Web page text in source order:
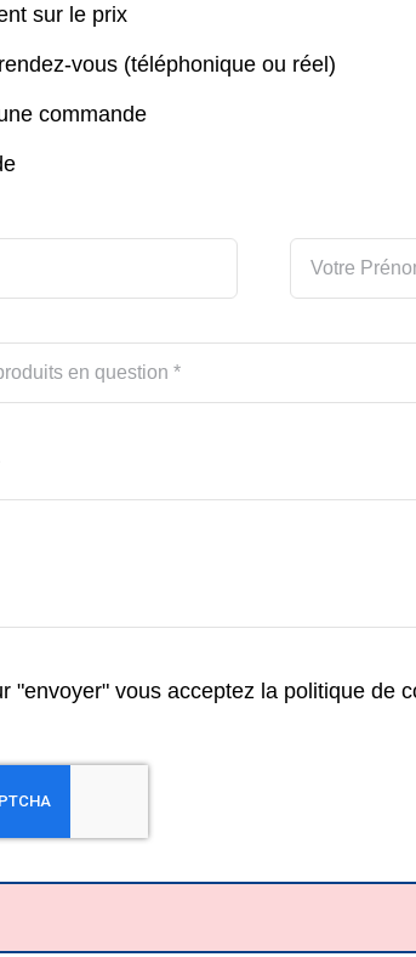
sur le prix
vous (téléphonique ou réel)
commande
"envoyer" vous acceptez la politique de